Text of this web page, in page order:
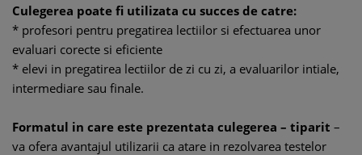
Culegerea poate fi utilizata cu succes de catre:
* profesori pentru pregatirea lectiilor si efectuarea unor
evaluari corecte si eficiente
* elevi in pregatirea lectiilor de zi cu zi, a evaluarilor intiale,
intermediare sau finale.
Formatul in care este prezentata culegerea – tiparit –
va ofera avantajul utilizarii ca atare in rezolvarea testelor